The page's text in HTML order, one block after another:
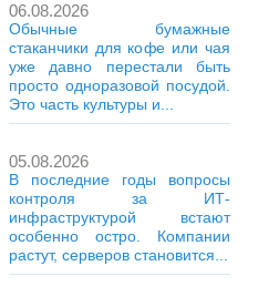
06.08.2026
Обычные бумажные
стаканчики для кофе или чая
уже давно перестали быть
просто одноразовой посудой.
Это часть культуры и...
05.08.2026
В последние годы вопросы
контроля за ИТ-
инфраструктурой встают
особенно остро. Компании
растут, серверов становится...